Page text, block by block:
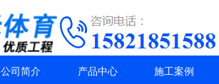
公司简介 产品中心 施工案例